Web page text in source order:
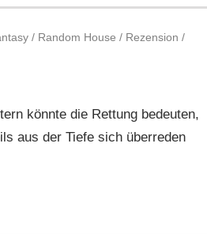
/ Random House / Rezension /
könnte die Rettung bedeuten,
aus der Tiefe sich überreden